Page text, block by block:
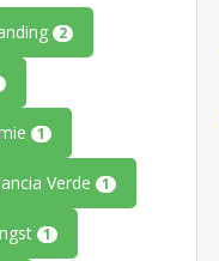
2
1
Verde 1
1